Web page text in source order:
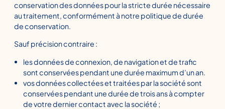
conservation des données pour la stricte durée nécessaire
au traitement, conformément à notre politique de durée
de conservation.
Sauf précision contraire :
les données de connexion, de navigation et de trafic
sont conservées pendant une durée maximum d’un an.
vos données collectées et traitées par la société sont
conservées pendant une durée de trois ans à compter
de votre dernier contact avec la société ;